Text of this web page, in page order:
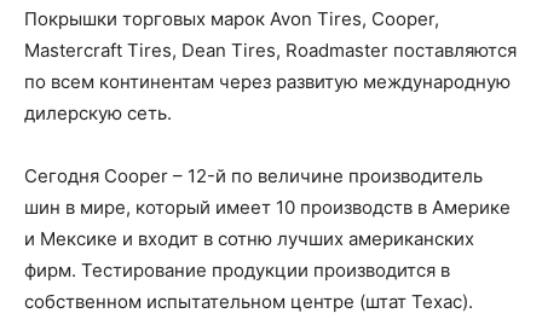
Покрышки торговых марок Avon Tires, Cooper,
Mastercraft Tires, Dean Tires, Roadmaster поставляются
по всем континентам через развитую международную
дилерскую сеть.
Сегодня Cooper – 12-й по величине производитель
шин в мире, который имеет 10 производств в Америке
и Мексике и входит в сотню лучших американских
фирм. Тестирование продукции производится в
собственном испытательном центре (штат Техас).